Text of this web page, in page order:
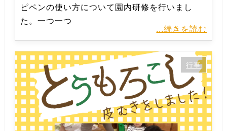
ピペンの使い方について園内研修を行いまし
た。一つ一つ
...続きを読む
行事